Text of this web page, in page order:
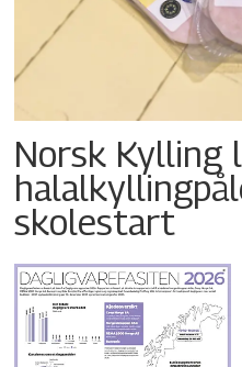
Norsk Kylling
skolestart